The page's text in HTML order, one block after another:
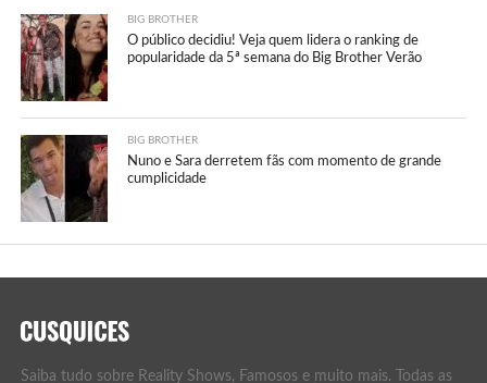
BIG BROTHER
O público decidiu! Veja quem lidera o ranking de
popularidade da 5ª semana do Big Brother Verão
BIG BROTHER
Nuno e Sara derretem fãs com momento de grande
cumplicidade
Saiba tudo sobre Reality Shows, Famosos e muito mais. Todas as